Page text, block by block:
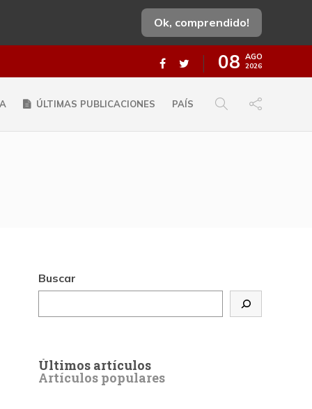
Ok, comprendido!
08 AGO
2026
ÚLTIMAS PUBLICACIONES PAÍS
Buscar
Últimos artículos
Artículos populares